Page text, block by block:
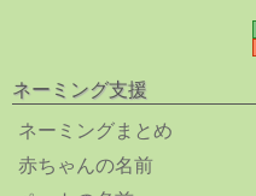
ネーミング支援
ネーミングまとめ
赤ちゃんの名前